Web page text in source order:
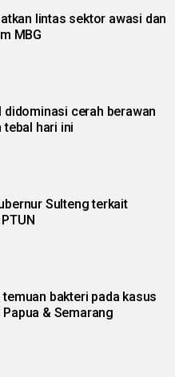
lintas sektor awasi dan
MBG
didominasi cerah berawan
tebal hari ini
Sulteng terkait
bakteri pada kasus
& Semarang